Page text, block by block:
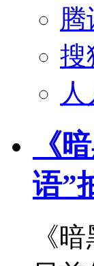
腾
搜
人
《
语”
《